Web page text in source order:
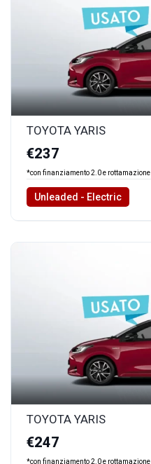
TOYOTA YARIS
€237
*con finanziamento 2.0 e rottamazione
Unleaded - Electric
TOYOTA YARIS
€247
*con finanziamento 2.0 e rottamazione